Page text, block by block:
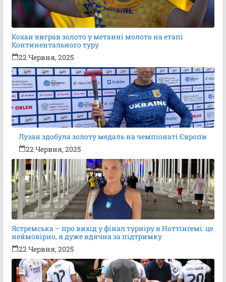
Кохан виграв золото у метанні молота на етапі
Континентального туру
22 Червня, 2025
Лузан здобула золоту медаль на чемпіонаті Європи
22 Червня, 2025
Ястремська – про вихід у фінал турніру в Ноттінгемі: це
неймовірно, я дуже вдячна за підтримку
22 Червня, 2025